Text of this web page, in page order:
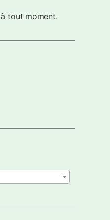
tout moment.